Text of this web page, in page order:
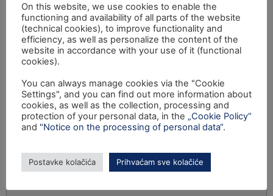
On this website, we use cookies to enable the
functioning and availability of all parts of the website
(technical cookies), to improve functionality and
efficiency, as well as personalize the content of the
website in accordance with your use of it (functional
cookies).
You can always manage cookies via the "Cookie
Settings", and you can find out more information about
cookies, as well as the collection, processing and
protection of your personal data, in the „Cookie Policy“
and "Notice on the processing of personal data“.
Postavke kolačića Prihvaćam sve kolačiće